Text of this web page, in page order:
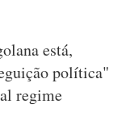
está,
política"
regime